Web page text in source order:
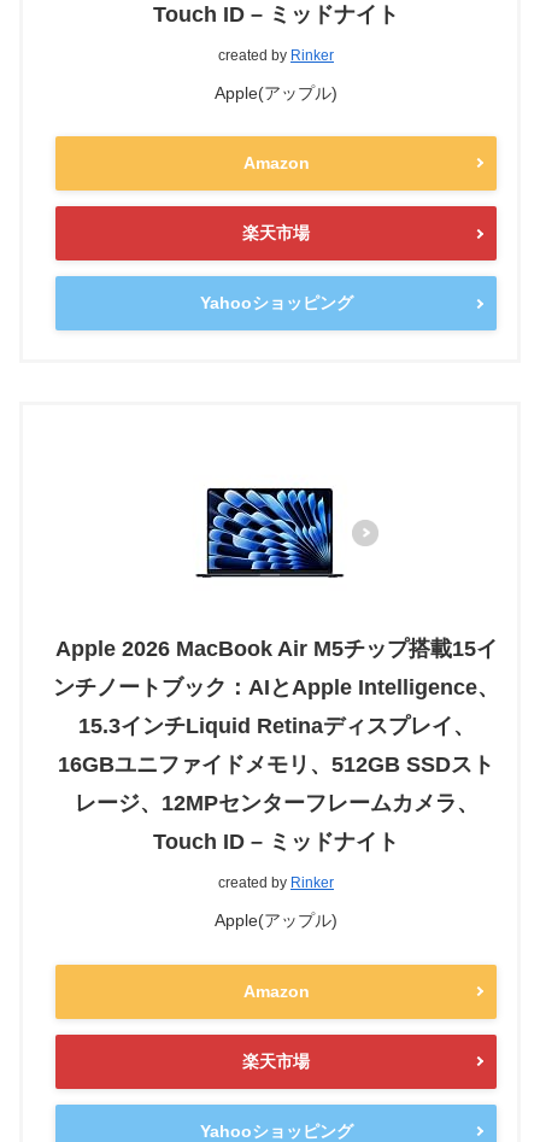
Touch ID – ミッドナイト
created by Rinker
Apple(アップル)
Amazon
楽天市場
Yahooショッピング
Apple 2026 MacBook Air M5チップ搭載15イ
ンチノートブック：AIとApple Intelligence、
15.3インチLiquid Retinaディスプレイ、
16GBユニファイドメモリ、512GB SSDスト
レージ、12MPセンターフレームカメラ、
Touch ID – ミッドナイト
created by Rinker
Apple(アップル)
Amazon
楽天市場
Yahooショッピング